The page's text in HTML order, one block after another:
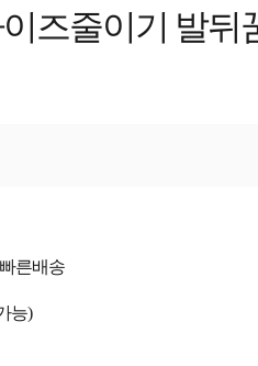
즈줄이기 발뒤
빠른배송
능)